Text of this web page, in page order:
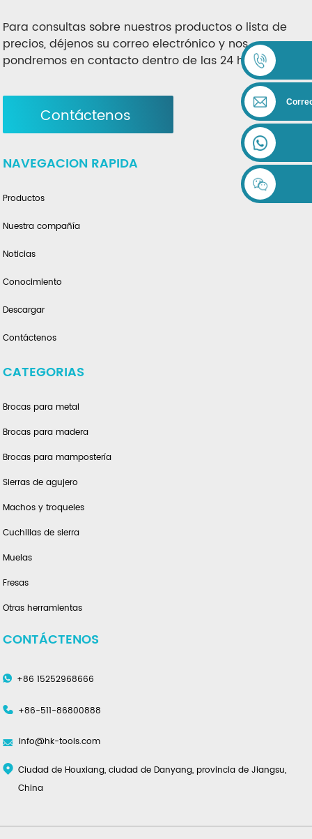
Para consultas sobre nuestros productos o lista de
precios, déjenos su correo electrónico y nos
pondremos en contacto dentro de las 24 horas.
Contáctenos
NAVEGACION RAPIDA
Productos
Nuestra compañía
Noticias
Conocimiento
Descargar
Contáctenos
CATEGORIAS
Brocas para metal
Brocas para madera
Brocas para mampostería
Sierras de agujero
Machos y troqueles
Cuchillas de sierra
Muelas
Fresas
Otras herramientas
CONTÁCTENOS
+86 15252968666
+86-511-86800888
info@hk-tools.com
Ciudad de Houxiang, ciudad de Danyang, provincia de Jiangsu,
China